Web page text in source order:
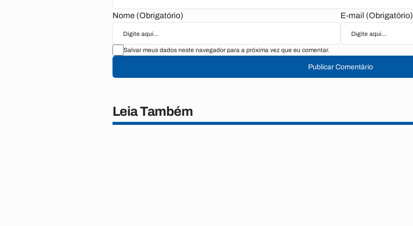
Nome (Obrigatório) E-mail (Obrigatório)
Salvar meus dados neste navegador para a próxima vez que eu comentar.
Publicar Comentário
Leia Também